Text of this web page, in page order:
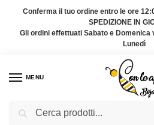
Conferma il tuo ordine entro le ore
SPEDIZIONE IN
Gli ordini effettuati Sabato e Domenica
Lunedì
MENU
Home SUBLIMATORE Sublimatore